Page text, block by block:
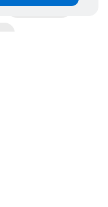
Магазины